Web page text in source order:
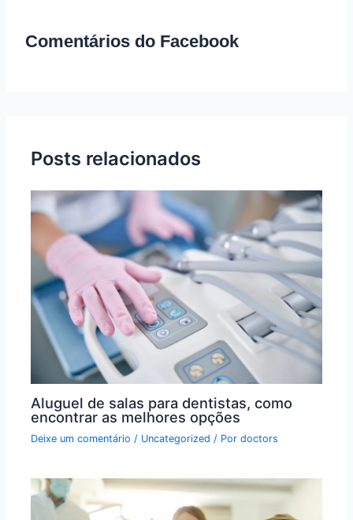
Comentários do Facebook
Posts relacionados
Aluguel de salas para dentistas, como
encontrar as melhores opções
Deixe um comentário / Uncategorized / Pordoctors